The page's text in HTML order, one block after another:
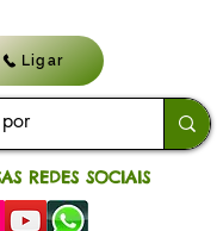
Ligar
REDES SOCIAIS